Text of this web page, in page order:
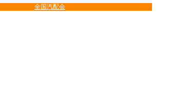
全国汽配会